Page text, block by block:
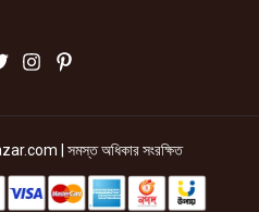
| সমস্ত অধিকার সংরক্ষিত